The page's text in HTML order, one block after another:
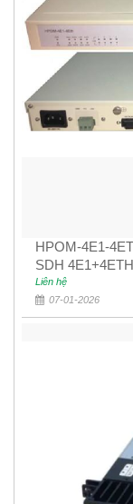
HPOM-4E1-
SDH
Liên hệ
07-01-2026